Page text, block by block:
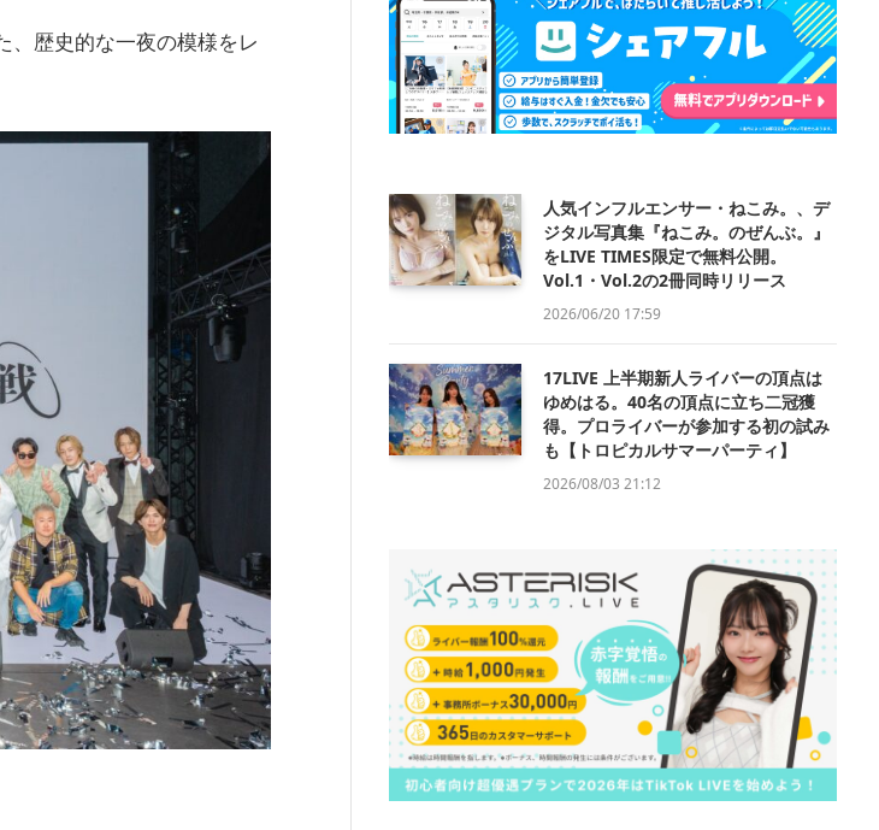
、歴史的な一夜の模様をレ
人気インフルエンサー・ねこみ。、デ
ジタル写真集『ねこみ。のぜんぶ。』
をLIVE TIMES限定で無料公開。
Vol.1・Vol.2の2冊同時リリース
2026/06/20 17:59
17LIVE 上半期新人ライバーの頂点は
ゆめはる。40名の頂点に立ち二冠獲
得。プロライバーが参加する初の試み
も【トロピカルサマーパーティ】
2026/08/03 21:12